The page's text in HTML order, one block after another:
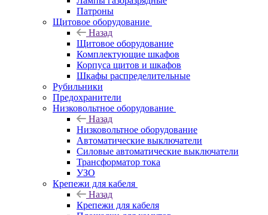
Патроны
Щитовое оборудование
Назад
Щитовое оборудование
Комплектующие шкафов
Корпуса щитов и шкафов
Шкафы распределительные
Рубильники
Предохранители
Низковольтное оборудование
Назад
Низковольтное оборудование
Автоматические выключатели
Силовые автоматические выключатели
Трансформатор тока
УЗО
Крепежи для кабеля
Назад
Крепежи для кабеля